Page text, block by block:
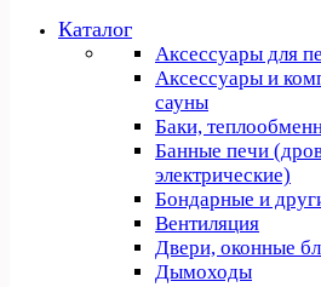
Каталог
Аксессуары для
Аксессуары и
сауны
Баки,
Банные печи
электрические)
Бондарные и
Вентиляция
Двери, оконные
Дымоходы